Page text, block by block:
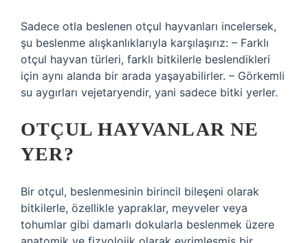
Sadece otla beslenen otçul hayvanları incelersek,
şu beslenme alışkanlıklarıyla karşılaşırız: – Farklı
otçul hayvan türleri, farklı bitkilerle beslendikleri
için aynı alanda bir arada yaşayabilirler. – Görkemli
su aygırları vejetaryendir, yani sadece bitki yerler.
OTÇUL HAYVANLAR NE
YER?
Bir otçul, beslenmesinin birincil bileşeni olarak
bitkilerle, özellikle yapraklar, meyveler veya
tohumlar gibi damarlı dokularla beslenmek üzere